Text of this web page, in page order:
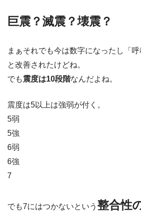
巨震？滅震？壊震？
まぁそれでも今は数字になったし「
と改善されたけどね。
でも震度は10段階なんだよね。
震度は5以上は強弱が付く。
5弱
5強
6弱
6強
7
でも7にはつかないという 整合性